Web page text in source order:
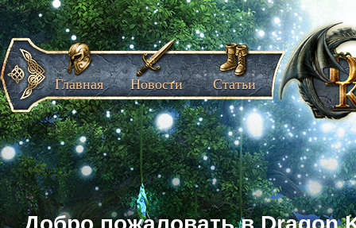
Главная Новости Статьи